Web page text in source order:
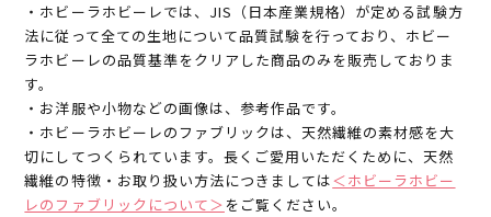
・ホビーラホビーレでは、JIS（日本産業規格）が定める試験方
法に従って全ての生地について品質試験を行っており、ホビー
ラホビーレの品質基準をクリアした商品のみを販売しておりま
す。
・お洋服や小物などの画像は、参考作品です。
・ホビーラホビーレのファブリックは、天然繊維の素材感を大
切にしてつくられています。長くご愛用いただくために、天然
繊維の特徴・お取り扱い方法につきましては＜ホビーラホビー
レのファブリックについて＞ をご覧ください。